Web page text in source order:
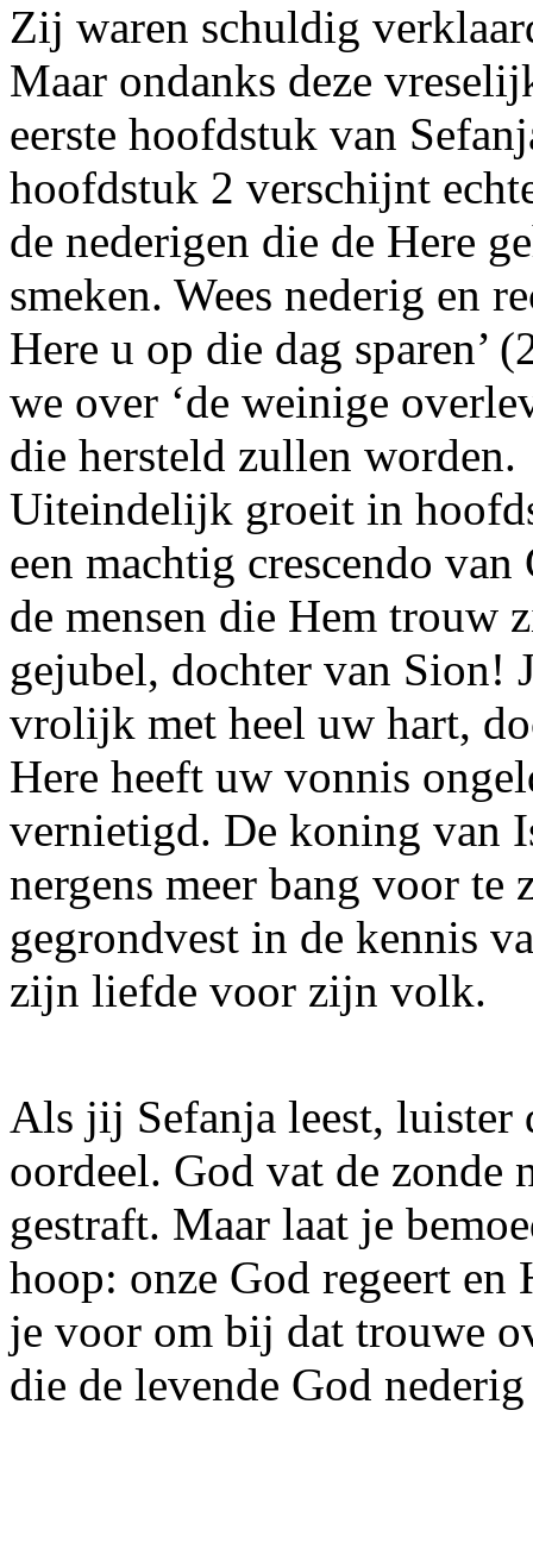
Zij waren schuldig
Maar ondanks deze
eerste hoofdstuk van
hoofdstuk 2 verschijnt
de nederigen die de Here
smeken. Wees nederig en
Here u op die dag sparen’
we over ‘de weinige
die hersteld zullen worden.
Uiteindelijk groeit in
een machtig crescendo
de mensen die Hem trouw
gejubel, dochter van Sion!
vrolijk met heel uw hart,
Here heeft uw vonnis
vernietigd. De koning van
nergens meer bang voor
gegrondvest in de kennis
zijn liefde voor zijn volk.
Als jij Sefanja leest, luister
oordeel. God vat de
gestraft. Maar laat je
hoop: onze God regeert
je voor om bij dat trouwe
die de levende God